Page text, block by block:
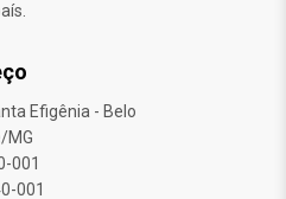
Efigênia - Belo
MG
001
001